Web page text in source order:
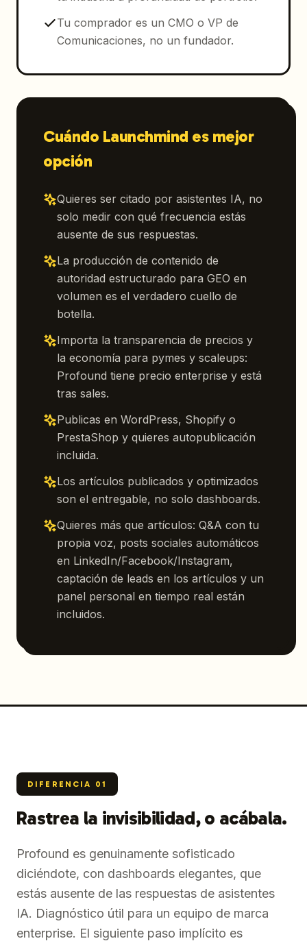
Tu comprador es un CMO o VP de
Comunicaciones, no un fundador.
Cuándo Launchmind es mejor
opción
Quieres ser citado por asistentes IA, no
solo medir con qué frecuencia estás
ausente de sus respuestas.
La producción de contenido de
autoridad estructurado para GEO en
volumen es el verdadero cuello de
botella.
Importa la transparencia de precios y
la economía para pymes y scaleups:
Profound tiene precio enterprise y está
tras sales.
Publicas en WordPress, Shopify o
PrestaShop y quieres autopublicación
incluida.
Los artículos publicados y optimizados
son el entregable, no solo dashboards.
Quieres más que artículos: Q&A con tu
propia voz, posts sociales automáticos
en LinkedIn/Facebook/Instagram,
captación de leads en los artículos y un
panel personal en tiempo real están
incluidos.
DIFERENCIA 01
Rastrea la invisibilidad, o acábala.
Profound es genuinamente sofisticado
diciéndote, con dashboards elegantes, que
estás ausente de las respuestas de asistentes
IA. Diagnóstico útil para un equipo de marca
enterprise. El siguiente paso implícito es